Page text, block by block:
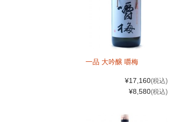
一品 大吟醸 嚼梅
¥17,160(税込)
¥8,580(税込)